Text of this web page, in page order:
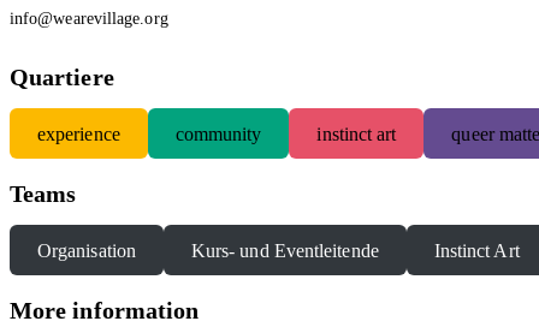
info@wearevillage.org
Quartiere
experience community instinct art queer
Teams
Organisation Kurs- und Eventleitende Instinct Art
More information